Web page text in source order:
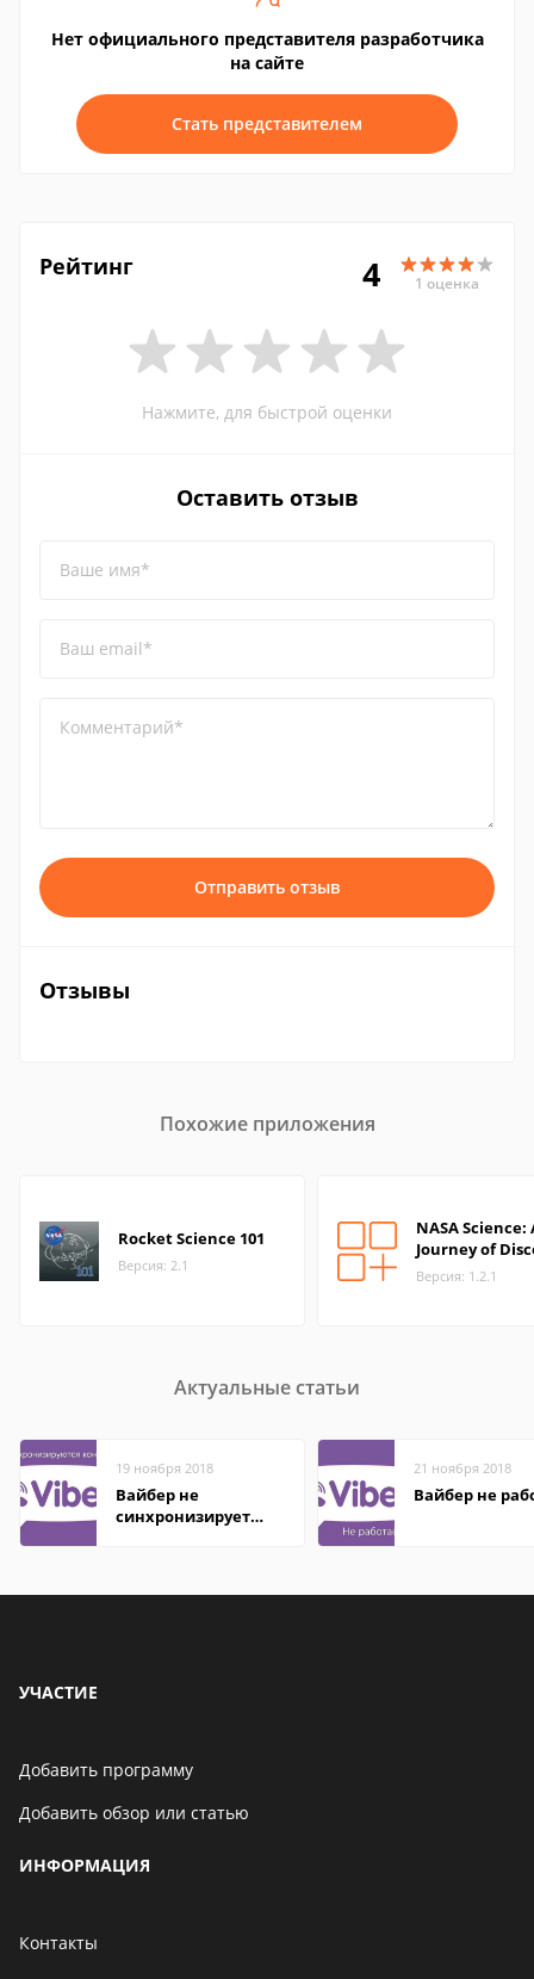
Нет официального представителя разработчика
на сайте
Стать представителем
Рейтинг 4 1 оценка
Нажмите, для быстрой оценки
Оставить отзыв
Ваше имя*
Ваш email*
Комментарий*
Отправить отзыв
Отзывы
Похожие приложения
Rocket Science 101
Версия: 2.1
NASA Science:
Journey of
Версия: 1.2.1
Актуальные статьи
19 ноября 2018
Вайбер не
синхронизирует
21 ноября 2018
Вайбер не
УЧАСТИЕ
Добавить программу
Добавить обзор или статью
ИНФОРМАЦИЯ
Контакты